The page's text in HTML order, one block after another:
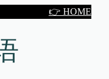
👉 HOME